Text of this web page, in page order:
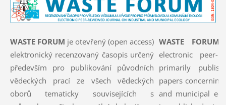
WASTE FORUM je otevřený (open access)
elektronický recenzovaný časopis určený
především pro publikování původních
vědeckých prací ze všech vědeckých
oborů tematicky souvisejících s
WASTE FORUM
electronic peer-
primarily
papers
and municipal